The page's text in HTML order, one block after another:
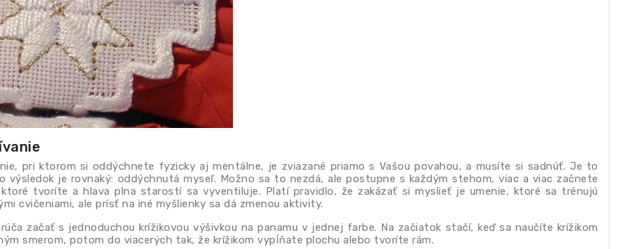
pri ktorom si oddýchnete fyzicky aj mentálne, je zviazané priamo s Vašou povahou, a musíte si sadnúť. Je to
výsledok je rovnaký: oddýchnutá myseľ. Možno sa to nezdá, ale postupne s každým stehom, viac a viac začnete
tvoríte a hlava plna starostí sa vyventiluje. Platí pravidlo, že zakázať si myslieť je umenie, ktoré sa trénujú
cvičeniami, ale prísť na iné myšlienky sa dá zmenou aktivity.
začať s jednoduchou krížikovou výšivkou na panamu v jednej farbe. Na začiatok stačí, keď sa naučíte krížikom
smerom, potom do viacerých tak, že krížikom vypĺňate plochu alebo tvoríte rám.